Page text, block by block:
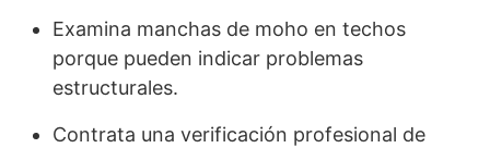
Examina manchas de moho en techos
porque pueden indicar problemas
estructurales.
Contrata una verificación profesional de